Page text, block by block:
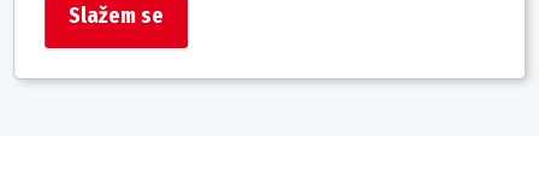
zaštiti potrošača
Slažem se